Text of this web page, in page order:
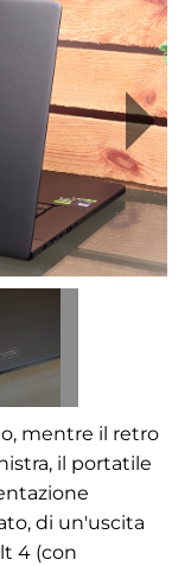
mentre il retro
il portatile
di un'uscita
4 (con